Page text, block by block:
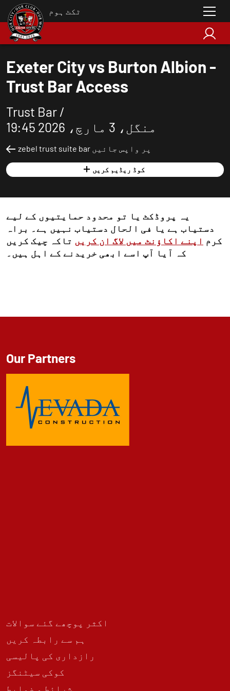
ٹکٹ ہوم
Exeter City vs Burton Albion -
Trust Bar Access
Trust Bar /
منگل، 3 مارچ، 2026 19:45
zebel trust suite bar پر واپس جائیں
کوڈ ریڈیم کریں
یہ پروڈکٹ یا تو محدود حمایتیوں کے لیے
دستیاب ہے یا فی الحال دستیاب نہیں ہے۔ براہ
کرم اپنے اکاؤنٹ میں لاگ ان کریں تاکہ چیک کریں
کہ آیا آپ اسے ابھی خریدنے کے اہل ہیں۔
اکثر پوچھے گئے سوالات
ہم سے رابطہ کریں
رازداری کی پالیسی
کوکی سیٹنگز
شرائط و ضوابط
Our Partners